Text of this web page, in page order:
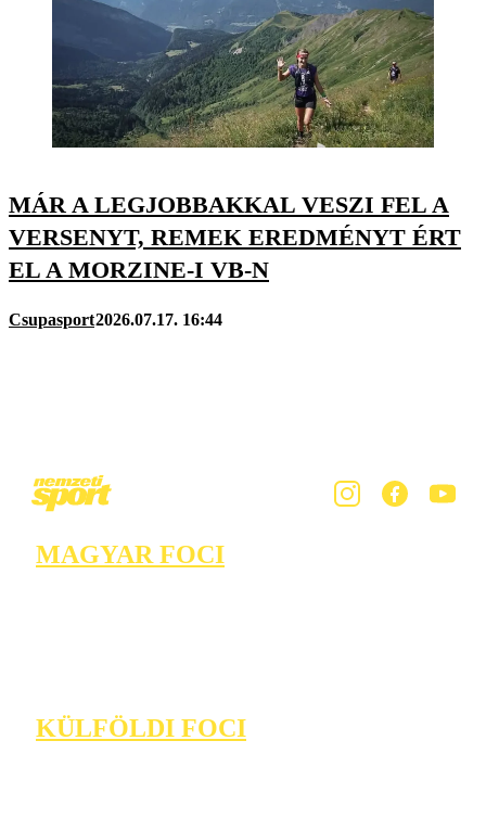
MÁR A LEGJOBBAKKAL VESZI FEL A
VERSENYT, REMEK EREDMÉNYT ÉRT
EL A MORZINE-I VB-N
Csupasport2026.07.17. 16:44
MAGYAR FOCI
KÜLFÖLDI FOCI